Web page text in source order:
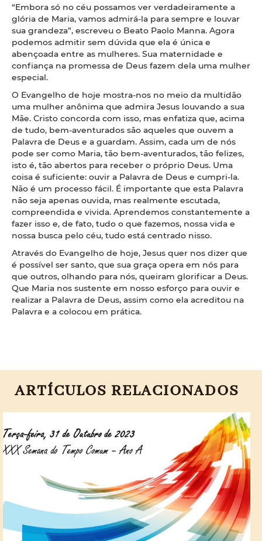
“Embora só no céu possamos ver verdadeiramente a
glória de Maria, vamos admirá-la para sempre e louvar
sua grandeza”, escreveu o Beato Paolo Manna. Agora
podemos admitir sem dúvida que ela é única e
abençoada entre as mulheres. Sua maternidade e
confiança na promessa de Deus fazem dela uma mulher
especial.
O Evangelho de hoje mostra-nos no meio da multidão
uma mulher anônima que admira Jesus louvando a sua
Mãe. Cristo concorda com isso, mas enfatiza que, acima
de tudo, bem-aventurados são aqueles que ouvem a
Palavra de Deus e a guardam. Assim, cada um de nós
pode ser como Maria, tão bem-aventurados, tão felizes,
isto é, tão abertos para receber o próprio Deus. Uma
coisa é suficiente: ouvir a Palavra de Deus e cumpri-la.
Não é um processo fácil. É importante que esta Palavra
não seja apenas ouvida, mas realmente escutada,
compreendida e vivida. Aprendemos constantemente a
fazer isso e, de fato, tudo o que fazemos, nossa vida e
nossa busca pelo céu, tudo está centrado nisso.
Através do Evangelho de hoje, Jesus quer nos dizer que
é possível ser santo, que sua graça opera em nós para
que outros, olhando para nós, queiram glorificar a Deus.
Que Maria nos sustente em nosso esforço para ouvir e
realizar a Palavra de Deus, assim como ela acreditou na
Palavra e a colocou em prática.
ARTÍCULOS RELACIONADOS